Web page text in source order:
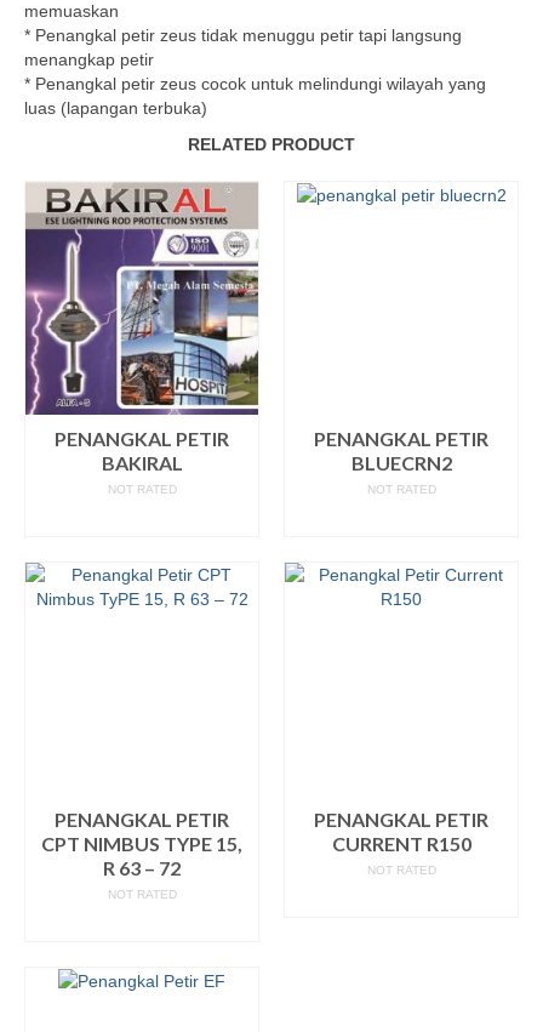
memuaskan
* Penangkal petir zeus tidak menuggu petir tapi langsung
menangkap petir
* Penangkal petir zeus cocok untuk melindungi wilayah yang
luas (lapangan terbuka)
RELATED PRODUCT
PENANGKAL PETIR
BAKIRAL
NOT RATED
PENANGKAL PETIR
BLUECRN2
NOT RATED
PENANGKAL PETIR
CPT NIMBUS TYPE 15,
R 63 – 72
NOT RATED
PENANGKAL PETIR
CURRENT R150
NOT RATED